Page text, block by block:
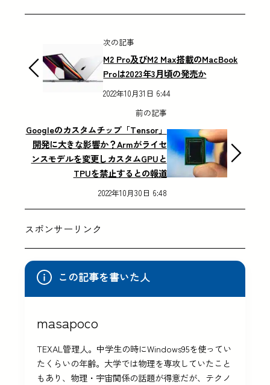
次の記事
M2 Pro及びM2 Max搭載のMacBook
Proは2023年3月頃の発売か
2022年10月31日 6:44
前の記事
Googleのカスタムチップ「Tensor」
開発に大きな影響か？Armがライセ
ンスモデルを変更しカスタムGPUと
TPUを禁止するとの報道
2022年10月30日 6:48
スポンサーリンク
この記事を書いた人
masapoco
TEXAL管理人。中学生の時にWindows95を使ってい
たくらいの年齢。大学では物理を専攻していたこと
もあり、物理・宇宙関係の話題が得意だが、テクノ